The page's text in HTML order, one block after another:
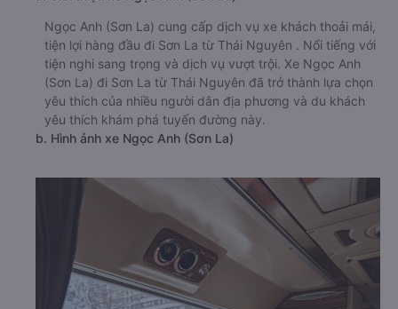
Ngọc Anh (Sơn La) cung cấp dịch vụ xe khách thoải mái,
tiện lợi hàng đầu đi Sơn La từ Thái Nguyên . Nổi tiếng với
tiện nghi sang trọng và dịch vụ vượt trội. Xe Ngọc Anh
(Sơn La) đi Sơn La từ Thái Nguyên đã trở thành lựa chọn
yêu thích của nhiều người dân địa phương và du khách
yêu thích khám phá tuyến đường này.
b. Hình ảnh xe Ngọc Anh (Sơn La)